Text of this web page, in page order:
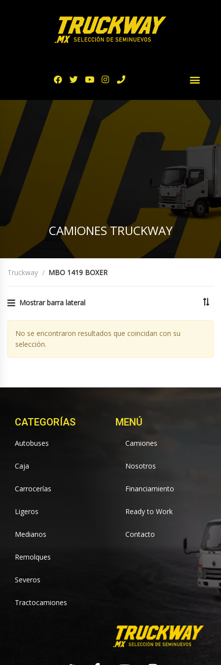
CAMIONES TRUCKWAY
Truckway MBO 1419 BOXER
Mostrar barra lateral
No se encontraron resultados que coincidan con su
selección.
CATEGORÍAS
Autobuses
Caja
Carrocerías
Ligeros
Medianos
Remolques
Severos
Tractocamiones
MENÚ
Camiones
Nosotros
Financiamiento
Ready to Work
Contacto